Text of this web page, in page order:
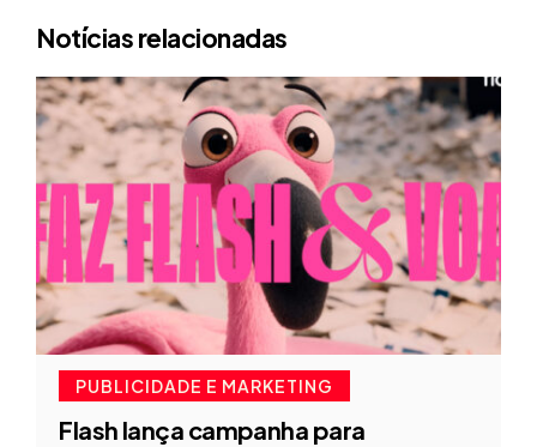
Notícias relacionadas
PUBLICIDADE E MARKETING
Flash lança campanha para